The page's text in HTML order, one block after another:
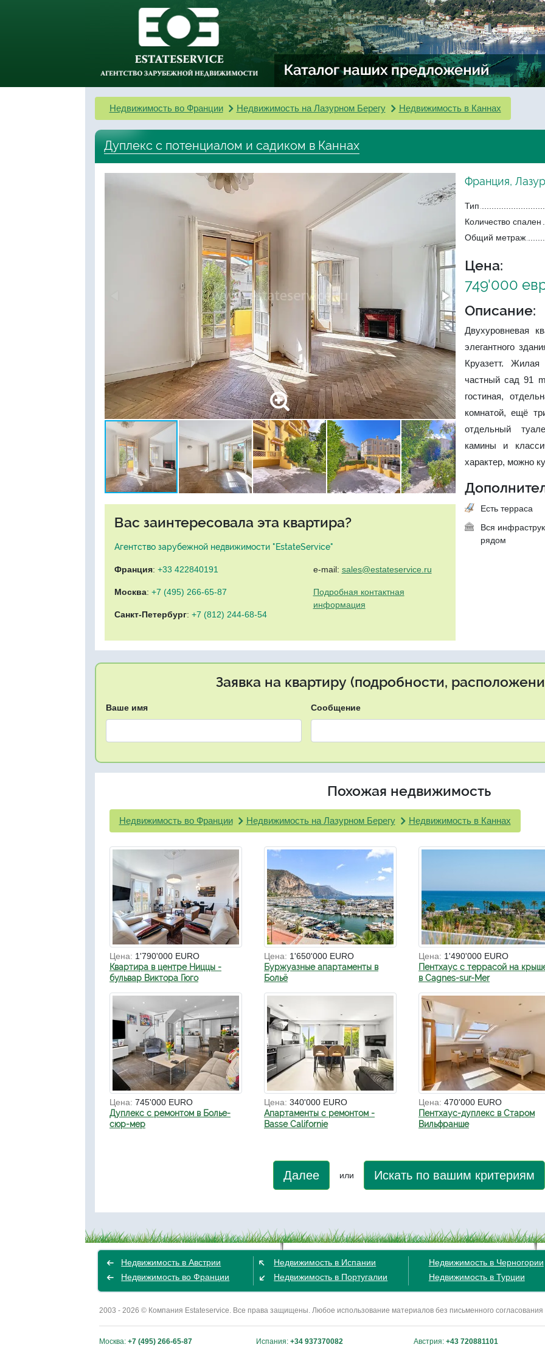
Недвижимость во Франции Недвижимость на Лазурном Берегу Недвижимость в Каннах
Дуплекс с потенциалом и садиком в Каннах
Вас заинтересовала эта квартира?
Агентство зарубежной недвижимости "EstateService"
Франция: +33 422840191
Москва: +7 (495) 266-65-87
Санкт-Петербург: +7 (812) 244-68-54
e-mail: sales@estateservice.ru
Подробная контактная
информация
Франция,
Тип
Количество спален
Общий метраж
Цена:
749'000
Описание:
Двухуровневая
элегантного
Круазетт.
частный сад 91
гостиная,
комнатой, ещё
отдельный
камины и
характер, можно
Есть терраса
Вся
рядом
Заявка на квартиру (подробности,
Ваше имя Сообщение
Похожая недвижимость
Недвижимость во Франции Недвижимость на Лазурном Берегу Недвижимость в Каннах
Цена: 1'790'000 EURO
Квартира в центре Ниццы -
бульвар Виктора Гюго
Цена: 1'650'000 EURO
Буржуазные апартаменты в
Больё
Цена: 1'490'000 EURO
Пентхаус с террасой на
в Cagnes-sur-Mer
Цена: 745'000 EURO
Дуплекс с ремонтом в Болье-
сюр-мер
Цена: 340'000 EURO
Апартаменты с ремонтом -
Basse Californie
Цена: 470'000 EURO
Пентхаус-дуплекс в Старом
Вильфранше
Далее или Искать по вашим критериям
Недвижимость в Австрии
Недвижимость во Франции
Недвижимость в Испании
Недвижимость в Португалии
Недвижимость в Черногории
Недвижимость в Турции
2003 - 2026 © Компания Estateservice. Все права защищены. Любое использование материалов без письменного
Москва: +7 (495) 266-65-87 Испания: +34 937370082 Австрия: +43 720881101